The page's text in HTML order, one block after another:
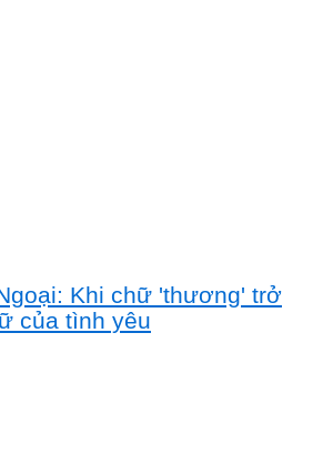
Khi chữ 'thương' trở
của tình yêu